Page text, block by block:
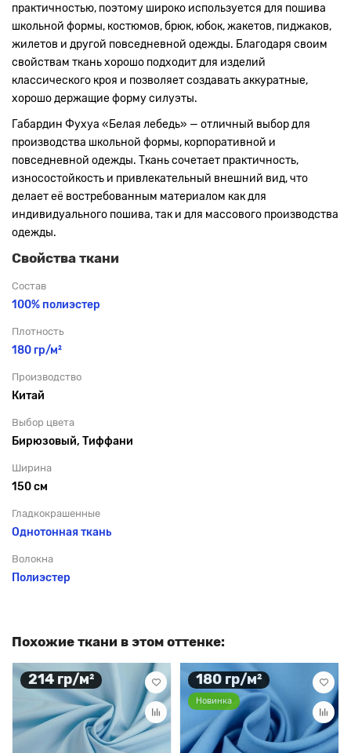
практичностью, поэтому широко используется для пошива
школьной формы, костюмов, брюк, юбок, жакетов, пиджаков,
жилетов и другой повседневной одежды. Благодаря своим
свойствам ткань хорошо подходит для изделий
классического кроя и позволяет создавать аккуратные,
хорошо держащие форму силуэты.
Габардин Фухуа «Белая лебедь» — отличный выбор для
производства школьной формы, корпоративной и
повседневной одежды. Ткань сочетает практичность,
износостойкость и привлекательный внешний вид, что
делает её востребованным материалом как для
индивидуального пошива, так и для массового производства
одежды.
Свойства ткани
Состав
100% полиэстер
Плотность
180 гр/м²
Производство
Китай
Выбор цвета
Бирюзовый, Тиффани
Ширина
150 см
Гладкокрашенные
Однотонная ткань
Волокна
Полиэстер
Похожие ткани в этом оттенке:
214 гр/м² 180 гр/м²
Новинка